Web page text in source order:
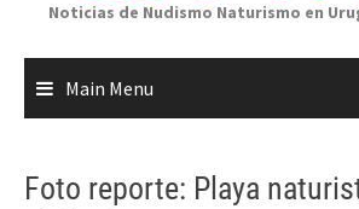
Noticias de Nudismo Naturismo en
Main Menu
Foto reporte: Playa